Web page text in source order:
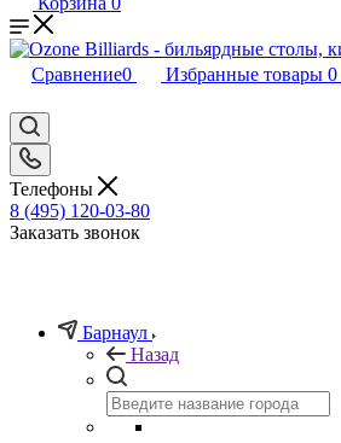
Сравнение0 Избранные товары 0
Телефоны
8 (495) 120-03-80
Заказать звонок
Барнаул
Назад